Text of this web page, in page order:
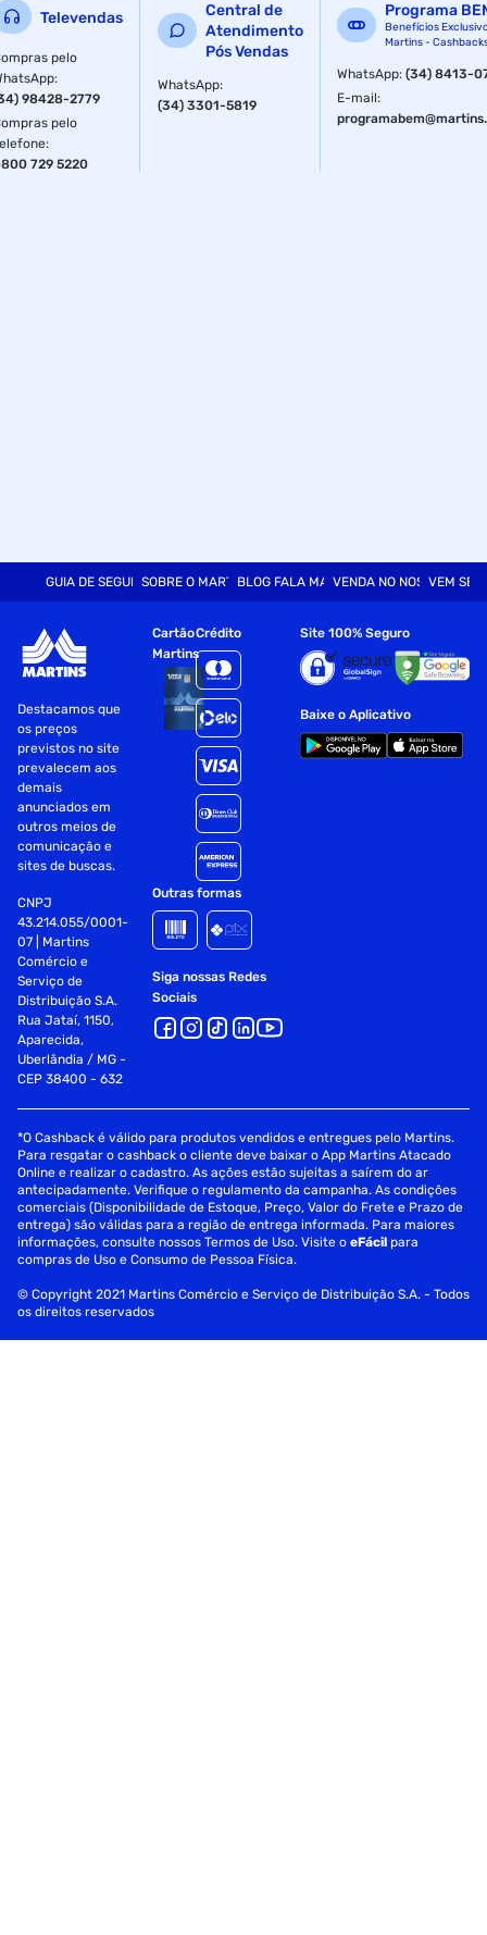
Televendas
pelo
:
98428-2779
pelo
:
729 5220
Central de
Atendimento
Pós Vendas
WhatsApp:
(34) 3301-5819
Programa
Benefícios
Martins -
WhatsApp:(34) 8413-
E-mail:
GUIA DE SEGURANÇASOBRE O MARTINSBLOG FALA MARTVENDA NO NOSSO SITE
VEM SER
Destacamos que
os preços
previstos no site
prevalecem aos
demais
anunciados em
outros meios de
comunicação e
sites de buscas.
CNPJ
43.214.055/0001-
07 | Martins
Comércio e
Serviço de
Distribuição S.A.
Rua Jataí, 1150,
Aparecida,
Uberlândia / MG -
CEP 38400 - 632
Cartão
Martins
Crédito
Outras formas
Siga nossas Redes
Sociais
Site 100% Seguro
Baixe o Aplicativo
*O Cashback é válido para produtos vendidos e entregues pelo Martins.
Para resgatar o cashback o cliente deve baixar o App Martins Atacado
Online e realizar o cadastro. As ações estão sujeitas a saírem do ar
antecipadamente. Verifique o regulamento da campanha. As condições
comerciais (Disponibilidade de Estoque, Preço, Valor do Frete e Prazo de
entrega) são válidas para a região de entrega informada. Para maiores
informações, consulte nossos Termos de Uso. Visite oeFácil para
compras de Uso e Consumo de Pessoa Física.
© Copyright 2021 Martins Comércio e Serviço de Distribuição S.A. - Todos
os direitos reservados